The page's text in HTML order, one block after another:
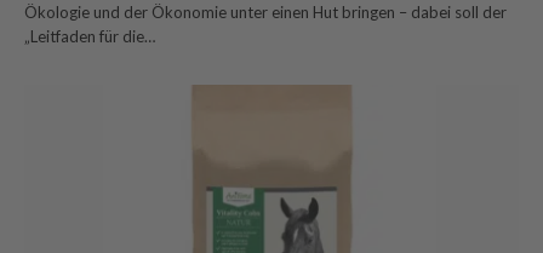
Ökologie und der Ökonomie unter einen Hut bringen – dabei soll der
„Leitfaden für die…